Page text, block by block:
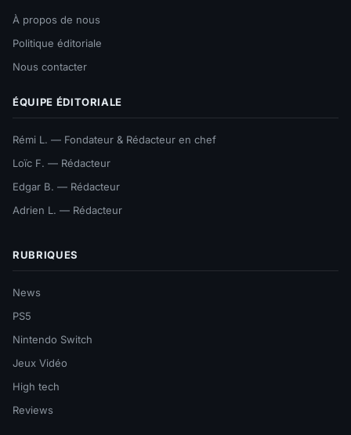
À propos de nous
Politique éditoriale
Nous contacter
ÉQUIPE ÉDITORIALE
Rémi L. — Fondateur & Rédacteur en chef
Loïc F. — Rédacteur
Edgar B. — Rédacteur
Adrien L. — Rédacteur
RUBRIQUES
News
PS5
Nintendo Switch
Jeux Vidéo
High tech
Reviews